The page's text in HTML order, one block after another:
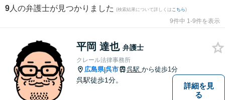
9 人の弁護士が見つかりました (検索結果について詳しくは こちら)
9件中 1-9件を表示
平岡 達也 弁護士
クレール法律事務所
広島県|呉市 呉駅 から徒歩1分
呉駅徒歩1分。
詳細を見
る